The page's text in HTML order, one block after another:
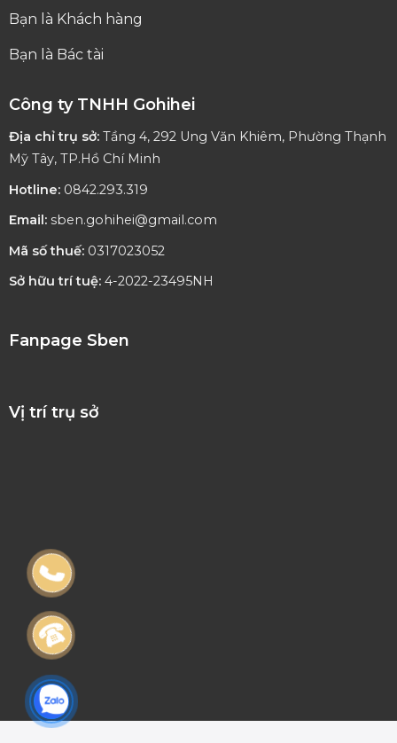
Bạn là Khách hàng
Bạn là Bác tài
Công ty TNHH Gohihei
Địa chỉ trụ sở:Tầng 4, 292 Ung Văn Khiêm, Phường Thạnh
Mỹ Tây, TP.Hồ Chí Minh
Hotline:0842.293.319
Email: sben.gohihei@gmail.com
Mã số thuế:0317023052
Sở hữu trí tuệ:4-2022-23495NH
Fanpage Sben
Vị trí trụ sở